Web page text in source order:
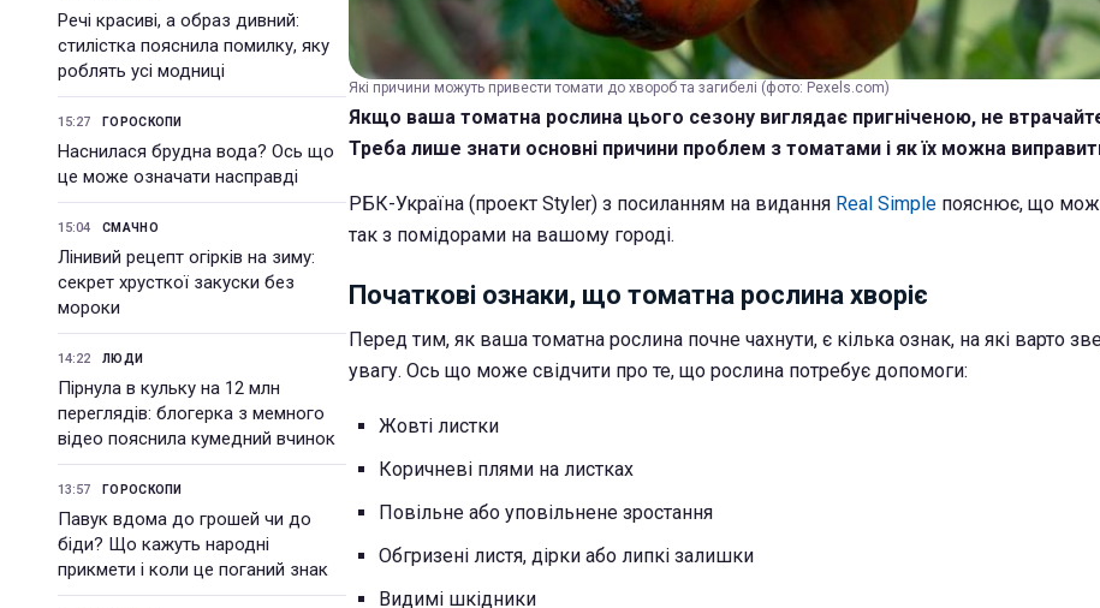
Речі красиві, а образ дивний:
стилістка пояснила помилку, яку
роблять усі модниці
15:27 ГОРОСКОПИ
Наснилася брудна вода? Ось що
це може означати насправді
15:04 СМАЧНО
Лінивий рецепт огірків на зиму:
секрет хрусткої закуски без
мороки
14:22 ЛЮДИ
Пірнула в кульку на 12 млн
переглядів: блогерка з мемного
відео пояснила кумедний вчинок
13:57 ГОРОСКОПИ
Павук вдома до грошей чи до
біди? Що кажуть народні
прикмети і коли це поганий знак
Які причини можуть привести томати до хвороб та загибелі (фото: Pexels.com)
Якщо ваша томатна рослина цього сезону виглядає пригніченою, не втрачайте
Треба лише знати основні причини проблем з томатами і як їх можна
РБК-Україна (проект Styler) з посиланням на видання Real Simple пояснює, що
так з помідорами на вашому городі.
Початкові ознаки, що томатна рослина хворіє
Перед тим, як ваша томатна рослина почне чахнути, є кілька ознак, на які варто
увагу. Ось що може свідчити про те, що рослина потребує допомоги:
Жовті листки
Коричневі плями на листках
Повільне або уповільнене зростання
Обгризені листя, дірки або липкі залишки
Видимі шкідники